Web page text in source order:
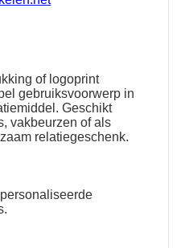
of logoprint
gebruiksvoorwerp in
Geschikt
vakbeurzen of als
relatiegeschenk.